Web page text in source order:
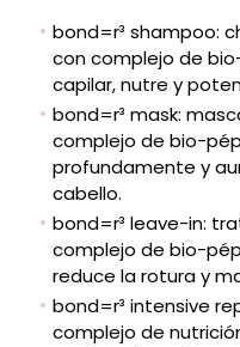
bond=r³ shampoo:
con complejo de
capilar, nutre y
bond=r³ mask:
complejo de bio-
profundamente y
cabello.
bond=r³ leave-in:
complejo de bio-
reduce la rotura y
bond=r³ intensive
complejo de